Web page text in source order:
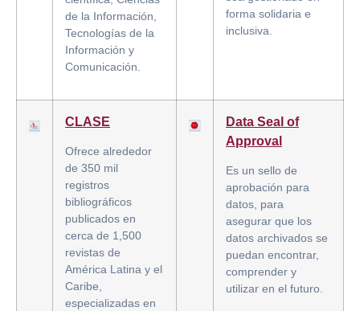
de la Información,
Tecnologías de la
Información y
Comunicación.
forma solidaria e
inclusiva.
CLASE
Ofrece alrededor
de 350 mil
registros
bibliográficos
publicados en
cerca de 1,500
revistas de
América Latina y el
Caribe,
especializadas en
Data Seal of
Approval
Es un sello de
aprobación para
datos, para
asegurar que los
datos archivados se
puedan encontrar,
comprender y
utilizar en el futuro.